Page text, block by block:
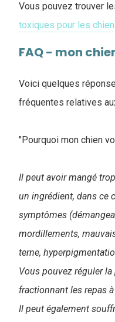
Vous pouvez trouver
toxiques pour les
FAQ - mon
Voici quelques
fréquentes relatives
"Pourquoi mon chien
Il peut avoir mangé
un ingrédient, dans ce
symptômes
mordillements,
terne,
Vous pouvez réguler
fractionnant les repas
Il peut également